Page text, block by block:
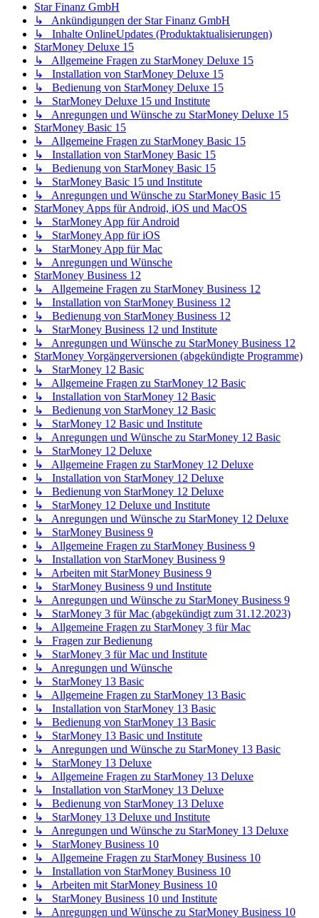
Star Finanz GmbH
↳ Ankündigungen der Star Finanz GmbH
↳ Inhalte OnlineUpdates (Produktaktualisierungen)
StarMoney Deluxe 15
↳ Allgemeine Fragen zu StarMoney Deluxe 15
↳ Installation von StarMoney Deluxe 15
↳ Bedienung von StarMoney Deluxe 15
↳ StarMoney Deluxe 15 und Institute
↳ Anregungen und Wünsche zu StarMoney Deluxe 15
StarMoney Basic 15
↳ Allgemeine Fragen zu StarMoney Basic 15
↳ Installation von StarMoney Basic 15
↳ Bedienung von StarMoney Basic 15
↳ StarMoney Basic 15 und Institute
↳ Anregungen und Wünsche zu StarMoney Basic 15
StarMoney Apps für Android, iOS und MacOS
↳ StarMoney App für Android
↳ StarMoney App für iOS
↳ StarMoney App für Mac
↳ Anregungen und Wünsche
StarMoney Business 12
↳ Allgemeine Fragen zu StarMoney Business 12
↳ Installation von StarMoney Business 12
↳ Bedienung von StarMoney Business 12
↳ StarMoney Business 12 und Institute
↳ Anregungen und Wünsche zu StarMoney Business 12
StarMoney Vorgängerversionen (abgekündigte Programme)
↳ StarMoney 12 Basic
↳ Allgemeine Fragen zu StarMoney 12 Basic
↳ Installation von StarMoney 12 Basic
↳ Bedienung von StarMoney 12 Basic
↳ StarMoney 12 Basic und Institute
↳ Anregungen und Wünsche zu StarMoney 12 Basic
↳ StarMoney 12 Deluxe
↳ Allgemeine Fragen zu StarMoney 12 Deluxe
↳ Installation von StarMoney 12 Deluxe
↳ Bedienung von StarMoney 12 Deluxe
↳ StarMoney 12 Deluxe und Institute
↳ Anregungen und Wünsche zu StarMoney 12 Deluxe
↳ StarMoney Business 9
↳ Allgemeine Fragen zu StarMoney Business 9
↳ Installation von StarMoney Business 9
↳ Arbeiten mit StarMoney Business 9
↳ StarMoney Business 9 und Institute
↳ Anregungen und Wünsche zu StarMoney Business 9
↳ StarMoney 3 für Mac (abgekündigt zum 31.12.2023)
↳ Allgemeine Fragen zu StarMoney 3 für Mac
↳ Fragen zur Bedienung
↳ StarMoney 3 für Mac und Institute
↳ Anregungen und Wünsche
↳ StarMoney 13 Basic
↳ Allgemeine Fragen zu StarMoney 13 Basic
↳ Installation von StarMoney 13 Basic
↳ Bedienung von StarMoney 13 Basic
↳ StarMoney 13 Basic und Institute
↳ Anregungen und Wünsche zu StarMoney 13 Basic
↳ StarMoney 13 Deluxe
↳ Allgemeine Fragen zu StarMoney 13 Deluxe
↳ Installation von StarMoney 13 Deluxe
↳ Bedienung von StarMoney 13 Deluxe
↳ StarMoney 13 Deluxe und Institute
↳ Anregungen und Wünsche zu StarMoney 13 Deluxe
↳ StarMoney Business 10
↳ Allgemeine Fragen zu StarMoney Business 10
↳ Installation von StarMoney Business 10
↳ Arbeiten mit StarMoney Business 10
↳ StarMoney Business 10 und Institute
↳ Anregungen und Wünsche zu StarMoney Business 10